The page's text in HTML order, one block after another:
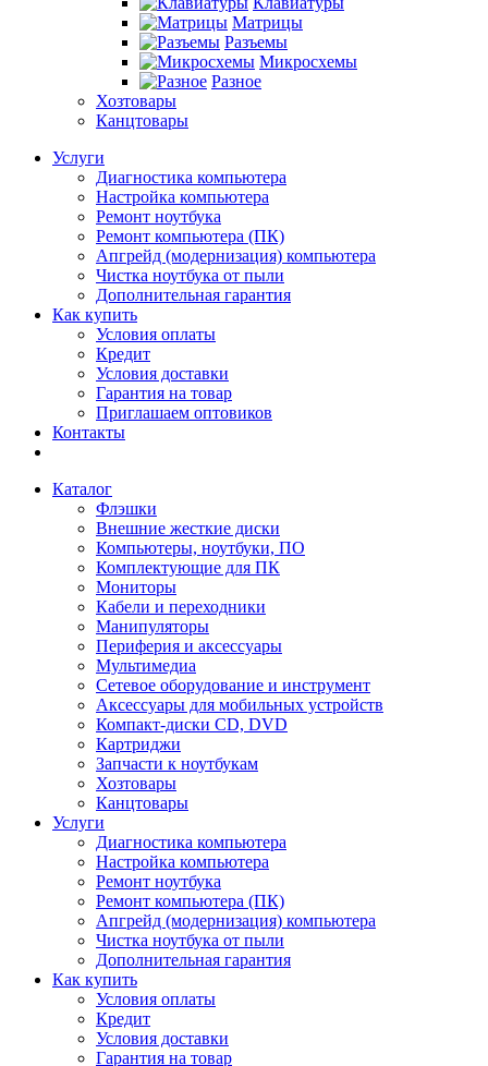
Матрицы
Разъемы
Микросхемы
Разное
Хозтовары
Канцтовары
Услуги
Диагностика компьютера
Настройка компьютера
Ремонт ноутбука
Ремонт компьютера (ПК)
Апгрейд (модернизация) компьютера
Чистка ноутбука от пыли
Дополнительная гарантия
Как купить
Условия оплаты
Кредит
Условия доставки
Гарантия на товар
Приглашаем оптовиков
Контакты
Каталог
Флэшки
Внешние жесткие диски
Компьютеры, ноутбуки, ПО
Комплектующие для ПК
Мониторы
Кабели и переходники
Манипуляторы
Периферия и аксессуары
Мультимедиа
Сетевое оборудование и инструмент
Аксессуары для мобильных устройств
Компакт-диски CD, DVD
Картриджи
Запчасти к ноутбукам
Хозтовары
Канцтовары
Услуги
Диагностика компьютера
Настройка компьютера
Ремонт ноутбука
Ремонт компьютера (ПК)
Апгрейд (модернизация) компьютера
Чистка ноутбука от пыли
Дополнительная гарантия
Как купить
Условия оплаты
Кредит
Условия доставки
Гарантия на товар